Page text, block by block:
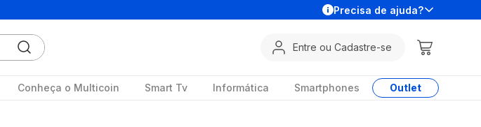
Precisa de ajuda?
Entre ou Cadastre-se
Conheça o Multicoin Smart Tv Informática Smartphones Outlet